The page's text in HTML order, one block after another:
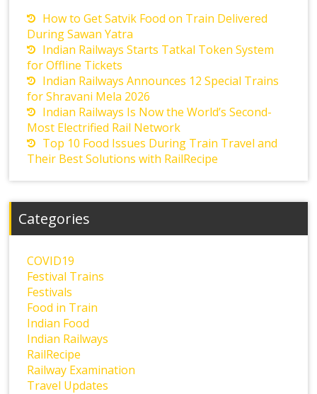
How to Get Satvik Food on Train Delivered
During Sawan Yatra
Indian Railways Starts Tatkal Token System
for Offline Tickets
Indian Railways Announces 12 Special Trains
for Shravani Mela 2026
Indian Railways Is Now the World’s Second-
Most Electrified Rail Network
Top 10 Food Issues During Train Travel and
Their Best Solutions with RailRecipe
Categories
COVID19
Festival Trains
Festivals
Food in Train
Indian Food
Indian Railways
RailRecipe
Railway Examination
Travel Updates